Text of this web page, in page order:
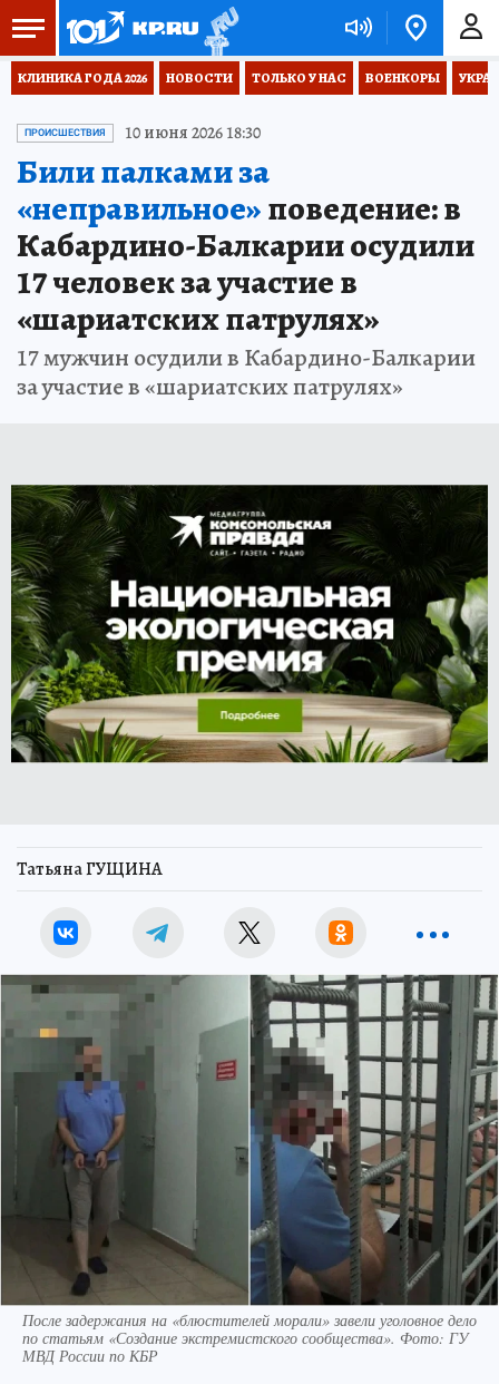
КЛИНИКА ГОДА 2026 НОВОСТИ ТОЛЬКО У НАС ВОЕНКОРЫ
ПРОИСШЕСТВИЯ 10 июня 2026 18:30
Били палками за
«неправильное»поведение: в
Кабардино-Балкарии осудили
17 человек за участие в
«шариатских патрулях»
17 мужчин осудили в Кабардино-Балкарии
за участие в «шариатских патрулях»
Татьяна ГУЩИНА
После задержания на «блюстителей морали» завели уголовное дело
по статьям «Создание экстремистского сообщества». Фото: ГУ
МВД России по КБР